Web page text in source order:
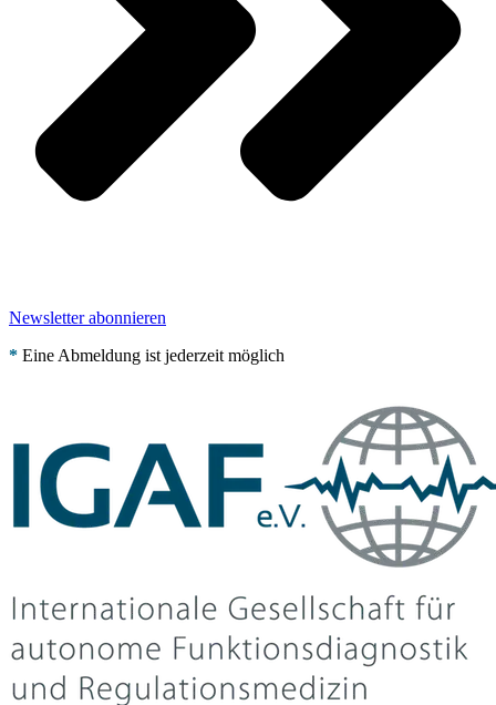
Newsletter abonnieren
* Eine Abmeldung ist jederzeit möglich